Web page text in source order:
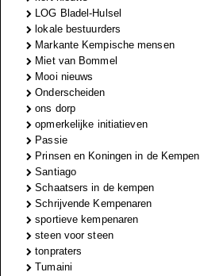
LOG Bladel-Hulsel
lokale bestuurders
Markante Kempische mensen
Miet van Bommel
Mooi nieuws
Onderscheiden
ons dorp
opmerkelijke initiatieven
Passie
Prinsen en Koningen in de Kempen
Santiago
Schaatsers in de kempen
Schrijvende Kempenaren
sportieve kempenaren
steen voor steen
tonpraters
Tumaini